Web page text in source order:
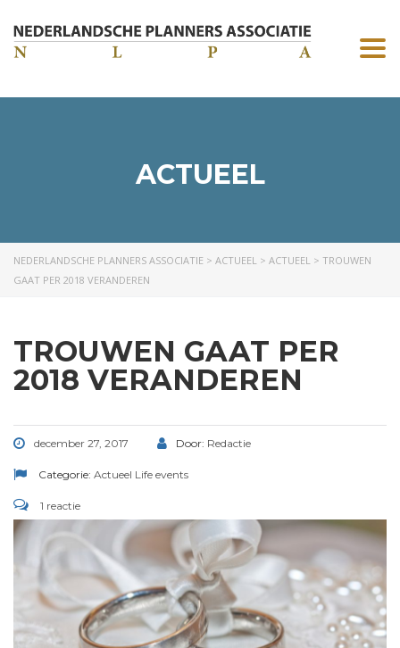
ACTUEEL
NEDERLANDSCHE PLANNERS ASSOCIATIE > ACTUEEL > ACTUEEL > TROUWEN
GAAT PER 2018 VERANDEREN
TROUWEN GAAT PER
2018 VERANDEREN
december 27, 2017 Door: Redactie
Categorie: Actueel Life events
1 reactie